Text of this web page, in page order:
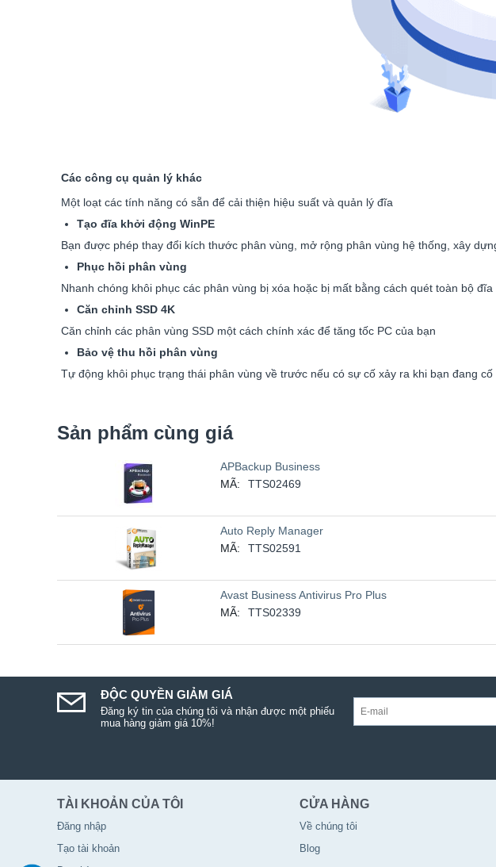
Các công cụ quản lý khác
Một loạt các tính năng có sẵn để cải thiện hiệu suất và quản lý đĩa
Tạo đĩa khởi động WinPE
Bạn được phép thay đổi kích thước phân vùng, mở rộng phân vùng hệ thống, xây
Phục hồi phân vùng
Nhanh chóng khôi phục các phân vùng bị xóa hoặc bị mất bằng cách quét toàn bộ
Căn chỉnh SSD 4K
Căn chỉnh các phân vùng SSD một cách chính xác để tăng tốc PC của bạn
Bảo vệ thu hồi phân vùng
Tự động khôi phục trạng thái phân vùng về trước nếu có sự cố xảy ra khi bạn đang cố
Sản phẩm cùng giá
APBackup Business
MÃ:
TTS02469
Auto Reply Manager
MÃ:
TTS02591
Avast Business Antivirus Pro Plus
MÃ:
TTS02339
ĐỘC QUYỀN GIẢM GIÁ
Đăng ký tin của chúng tôi và nhận được một phiếu
mua hàng giảm giá 10%!
TÀI KHOẢN CỦA TÔI
Đăng nhập
Tạo tài khoản
CỬA HÀNG
Về chúng tôi
Blog